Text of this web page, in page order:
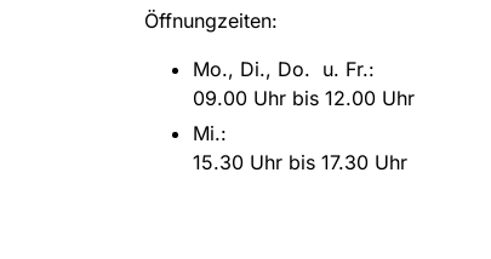
Öffnungzeiten:
Mo., Di., Do. u. Fr.:
09.00 Uhr bis 12.00 Uhr
Mi.:
15.30 Uhr bis 17.30 Uhr